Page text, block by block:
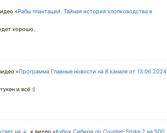
«Рабы плантаций. Тайная история хлопководства в
хорошо.
«Программа Главные новости на 8 канале от 13.06.2024
и всё :)
на ↓ к видео «Кубок Сибири по Counter-Strike 2 на 500